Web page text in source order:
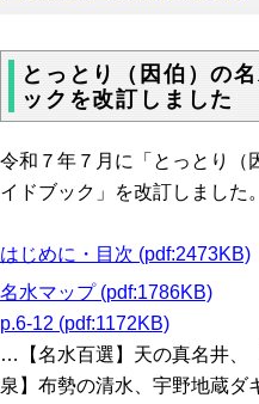
とっとり（因伯）の
ックを改訂しました
令和７年７月に「とっとり（
イドブック」を改訂しました。
はじめに・目次 (pdf:2473KB)
名水マップ (pdf:1786KB)
p.6-12 (pdf:1172KB)
…【名水百選】天の真名井、
泉】布勢の清水、宇野地蔵ダ